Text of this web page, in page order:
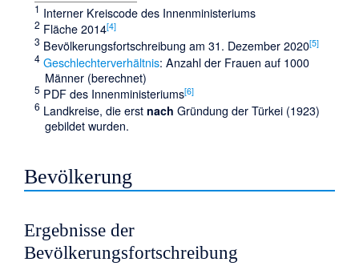
1 Interner Kreiscode des Innenministeriums
2 Fläche 2014[4]
3 Bevölkerungsfortschreibung am 31. Dezember 2020[5]
4 Geschlechterverhältnis: Anzahl der Frauen auf 1000
Männer (berechnet)
5 PDF des Innenministeriums[6]
6 Landkreise, die erstnach Gründung der Türkei (1923)
gebildet wurden.
Bevölkerung
Ergebnisse der
Bevölkerungsfortschreibung